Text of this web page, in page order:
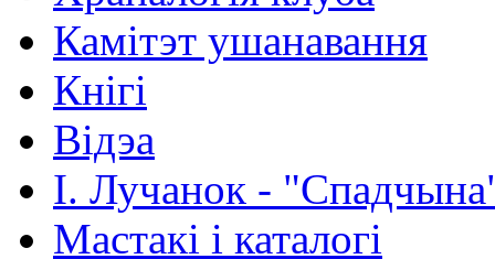
Камітэт ушанавання
Кнігі
Відэа
І. Лучанок -
Мастакі i каталогi